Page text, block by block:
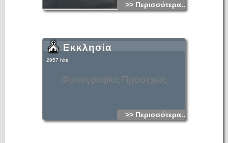
>> Περισσότερα...
Φωτογραφίες Προσεχώς
Εκκλησία
2957 hits
>> Περισσότερα...